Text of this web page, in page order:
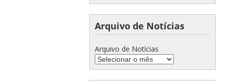
Arquivo de Notícias
Arquivo de Notícias